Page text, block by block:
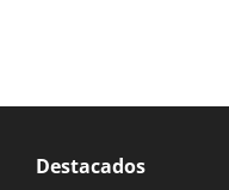
Destacados